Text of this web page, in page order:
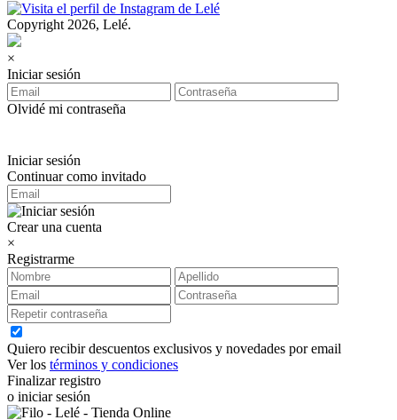
Copyright 2026, Lelé.
×
Iniciar sesión
Olvidé mi contraseña
Iniciar sesión
Continuar como invitado
Crear una cuenta
×
Registrarme
Quiero recibir descuentos exclusivos y novedades por email
Ver los términos y condiciones
Finalizar registro
o iniciar sesión